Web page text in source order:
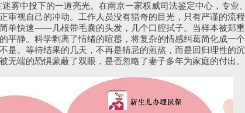
雾中投下的一道亮光。在南京一家权威司法鉴定中心，专业
审视自己的冲动。工作人员没有猎奇的目光，只有严谨的流
单快速——几根带毛囊的头发，几个口腔拭子。当样本被郑
平静。科学剥离了情绪的喧嚣，将复杂的情感纠葛简化成一
是。等待结果的几天，不再是猜忌的煎熬，而是回归理性的沉
无端的恐惧蒙蔽了双眼，是否忽略了妻子多年为家庭的付出。